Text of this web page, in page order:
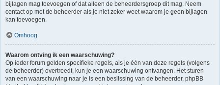
bijlagen mag toevoegen of dat alleen de beheerdersgroep dit mag. Neem
contact op met de beheerder als je niet zeker weet waarom je geen bijlagen
kan toevoegen.
Omhoog
Waarom ontving ik een waarschuwing?
Op ieder forum gelden specifieke regels, als je één van deze regels (volgens
de beheerder) overtreedt, kun je een waarschuwing ontvangen. Het sturen
van een waarschuwing naar je is een beslissing van de beheerder, phpBB